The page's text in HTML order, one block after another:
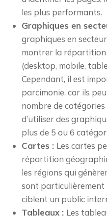
les plus performants.
Graphiques en
graphiques en
montrer la
(desktop, mobile,
Cependant, il est
parcimonie, car ils
nombre de
d’utiliser des
plus de 5 ou 6
Cartes : Les cartes
répartition
les régions qui
sont particulièrement
ciblent un public
Tableaux : Les